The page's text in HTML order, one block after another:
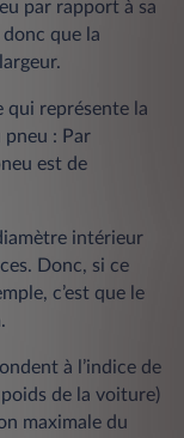
par rapport à sa
que la
qui représente la
: Par
est de
intérieur
Donc, si ce
c’est que le
à l’indice de
de la voiture)
maximale du